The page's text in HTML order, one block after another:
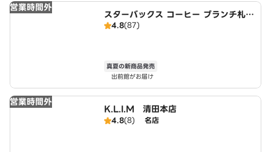
営業時間外
スターバックス コーヒー ブランチ札幌
月寒店
4.8(87)
真夏の新商品発売
出前館がお届け
営業時間外
K.L.I.M 清田本店
4.8(8) 名店